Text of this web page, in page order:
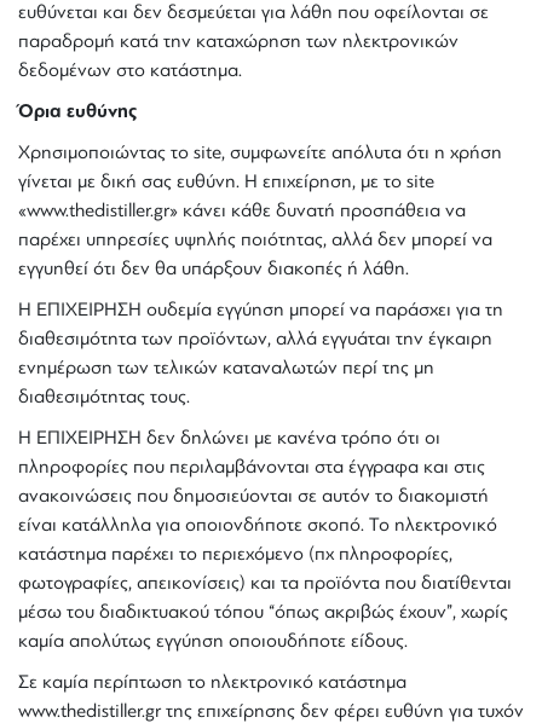
ευθύνεται και δεν δεσμεύεται για λάθη που οφείλονται σε
παραδρομή κατά την καταχώρηση των ηλεκτρονικών
δεδομένων στο κατάστημα.
Όρια ευθύνης
Χρησιμοποιώντας το site, συμφωνείτε απόλυτα ότι η χρήση
γίνεται με δική σας ευθύνη. Η επιχείρηση, με το site
«www.thedistiller.gr» κάνει κάθε δυνατή προσπάθεια να
παρέχει υπηρεσίες υψηλής ποιότητας, αλλά δεν μπορεί να
εγγυηθεί ότι δεν θα υπάρξουν διακοπές ή λάθη.
Η ΕΠΙΧΕΙΡΗΣΗ ουδεμία εγγύηση μπορεί να παράσχει για τη
διαθεσιμότητα των προϊόντων, αλλά εγγυάται την έγκαιρη
ενημέρωση των τελικών καταναλωτών περί της μη
διαθεσιμότητας τους.
Η ΕΠΙΧΕΙΡΗΣΗ δεν δηλώνει με κανένα τρόπο ότι οι
πληροφορίες που περιλαμβάνονται στα έγγραφα και στις
ανακοινώσεις που δημοσιεύονται σε αυτόν το διακομιστή
είναι κατάλληλα για οποιονδήποτε σκοπό. Το ηλεκτρονικό
κατάστημα παρέχει το περιεχόμενο (πχ πληροφορίες,
φωτογραφίες, απεικονίσεις) και τα προϊόντα που διατίθενται
μέσω του διαδικτυακού τόπου “όπως ακριβώς έχουν”, χωρίς
καμία απολύτως εγγύηση οποιουδήποτε είδους.
Σε καμία περίπτωση το ηλεκτρονικό κατάστημα
www.thedistiller.gr της επιχείρησης δεν φέρει ευθύνη για τυχόν